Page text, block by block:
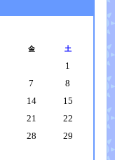
金 土
1
7
8
14
15
21
22
28
29